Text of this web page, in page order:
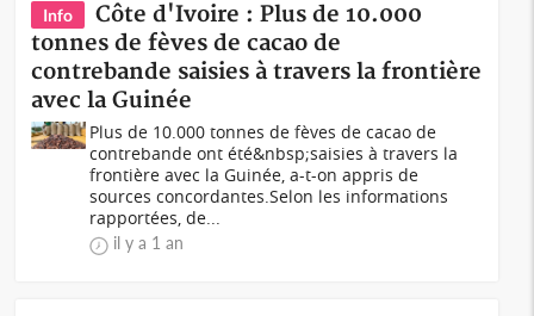
Info
Côte d'Ivoire : Plus de 10.000
tonnes de fèves de cacao de
contrebande saisies à travers la frontière
avec la Guinée
Plus de 10.000 tonnes de fèves de cacao de
contrebande ont été&nbsp;saisies à travers la
frontière avec la Guinée, a-t-on appris de
sources concordantes.Selon les informations
rapportées, de...
il y a 1 an